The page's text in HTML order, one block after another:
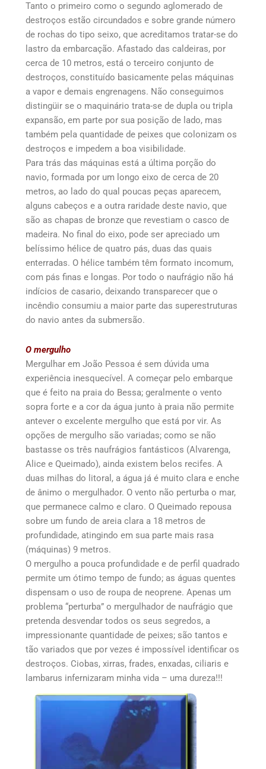
Tanto o primeiro como o segundo aglomerado de
destroços estão circundados e sobre grande número
de rochas do tipo seixo, que acreditamos tratar-se do
lastro da embarcação. Afastado das caldeiras, por
cerca de 10 metros, está o terceiro conjunto de
destroços, constituído basicamente pelas máquinas
a vapor e demais engrenagens. Não conseguimos
distingüir se o maquinário trata-se de dupla ou tripla
expansão, em parte por sua posição de lado, mas
também pela quantidade de peixes que colonizam os
destroços e impedem a boa visibilidade.
Para trás das máquinas está a última porção do
navio, formada por um longo eixo de cerca de 20
metros, ao lado do qual poucas peças aparecem,
alguns cabeços e a outra raridade deste navio, que
são as chapas de bronze que revestiam o casco de
madeira. No final do eixo, pode ser apreciado um
belíssimo hélice de quatro pás, duas das quais
enterradas. O hélice também têm formato incomum,
com pás finas e longas. Por todo o naufrágio não há
indícios de casario, deixando transparecer que o
incêndio consumiu a maior parte das superestruturas
do navio antes da submersão.
O mergulho
Mergulhar em João Pessoa é sem dúvida uma
experiência inesquecível. A começar pelo embarque
que é feito na praia do Bessa; geralmente o vento
sopra forte e a cor da água junto à praia não permite
antever o excelente mergulho que está por vir. As
opções de mergulho são variadas; como se não
bastasse os três naufrágios fantásticos (Alvarenga,
Alice e Queimado), ainda existem belos recifes. A
duas milhas do litoral, a água já é muito clara e enche
de ânimo o mergulhador. O vento não perturba o mar,
que permanece calmo e claro. O Queimado repousa
sobre um fundo de areia clara a 18 metros de
profundidade, atingindo em sua parte mais rasa
(máquinas) 9 metros.
O mergulho a pouca profundidade e de perfil quadrado
permite um ótimo tempo de fundo; as águas quentes
dispensam o uso de roupa de neoprene. Apenas um
problema “perturba” o mergulhador de naufrágio que
pretenda desvendar todos os seus segredos, a
impressionante quantidade de peixes; são tantos e
tão variados que por vezes é impossível identificar os
destroços. Ciobas, xirras, frades, enxadas, ciliaris e
lambarus infernizaram minha vida – uma dureza!!!